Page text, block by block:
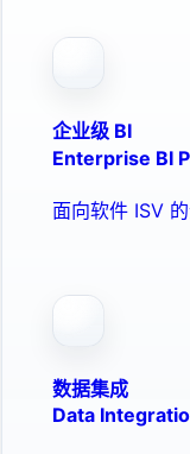
企业级 BI
Enterprise BI
面向软件 ISV
数据集成
Data